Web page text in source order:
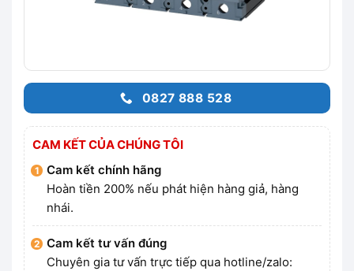
0827 888 528
CAM KẾT CỦA CHÚNG TÔI
Cam kết chính hãng
Hoàn tiền 200% nếu phát hiện hàng giả, hàng
nhái.
Cam kết tư vấn đúng
Chuyên gia tư vấn trực tiếp qua hotline/zalo: